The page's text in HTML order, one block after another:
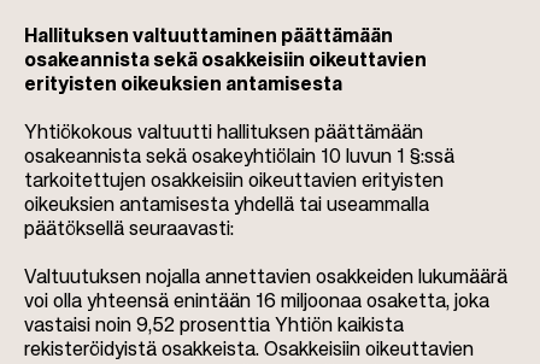
Hallituksen valtuuttaminen päättämään
osakeannista sekä osakkeisiin oikeuttavien
erityisten oikeuksien antamisesta
Yhtiökokous valtuutti hallituksen päättämään
osakeannista sekä osakeyhtiölain 10 luvun 1 §:ssä
tarkoitettujen osakkeisiin oikeuttavien erityisten
oikeuksien antamisesta yhdellä tai useammalla
päätöksellä seuraavasti:
Valtuutuksen nojalla annettavien osakkeiden lukumäärä
voi olla yhteensä enintään 16 miljoonaa osaketta, joka
vastaisi noin 9,52 prosenttia Yhtiön kaikista
rekisteröidyistä osakkeista. Osakkeisiin oikeuttavien